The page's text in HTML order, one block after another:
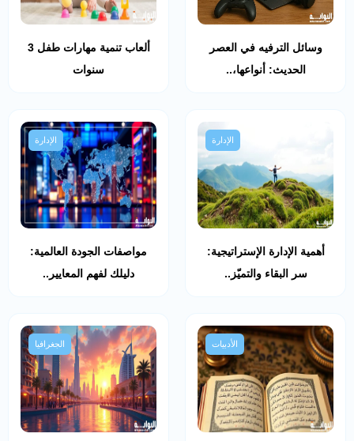
وسائل الترفيه في العصر
الحديث: أنواعها،..
ألعاب تنمية مهارات طفل 3
سنوات
الإدارة
أهمية الإدارة الإستراتيجية:
سر البقاء والتميّز..
الإدارة
مواصفات الجودة العالمية:
دليلك لفهم المعايير..
الأدبيات الجغرافيا